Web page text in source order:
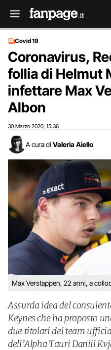
Covid 19
Coronavirus,
follia di Helmut
infettare Max
Albon
30 Marzo 2020 15:36
A cura di Valeria Aiello
Max Verstappen, 22 anni, a
Assurda idea del
Keynes che ha proposto
due titolari del team
dell’Alpha Tauri Daniil